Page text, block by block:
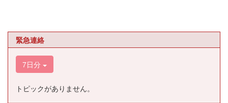
緊急連絡
7日分
トピックがありません。